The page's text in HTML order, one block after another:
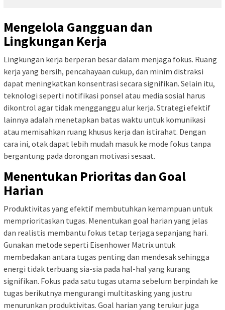
Mengelola Gangguan dan
Lingkungan Kerja
Lingkungan kerja berperan besar dalam menjaga fokus. Ruang
kerja yang bersih, pencahayaan cukup, dan minim distraksi
dapat meningkatkan konsentrasi secara signifikan. Selain itu,
teknologi seperti notifikasi ponsel atau media sosial harus
dikontrol agar tidak mengganggu alur kerja. Strategi efektif
lainnya adalah menetapkan batas waktu untuk komunikasi
atau memisahkan ruang khusus kerja dan istirahat. Dengan
cara ini, otak dapat lebih mudah masuk ke mode fokus tanpa
bergantung pada dorongan motivasi sesaat.
Menentukan Prioritas dan Goal
Harian
Produktivitas yang efektif membutuhkan kemampuan untuk
memprioritaskan tugas. Menentukan goal harian yang jelas
dan realistis membantu fokus tetap terjaga sepanjang hari.
Gunakan metode seperti Eisenhower Matrix untuk
membedakan antara tugas penting dan mendesak sehingga
energi tidak terbuang sia-sia pada hal-hal yang kurang
signifikan. Fokus pada satu tugas utama sebelum berpindah ke
tugas berikutnya mengurangi multitasking yang justru
menurunkan produktivitas. Goal harian yang terukur juga